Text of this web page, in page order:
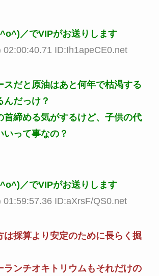
／でVIPがお送りします
02:00:40.71 ID:Ih1apeCE0.net
スだと原油はあと何年で枯渇する
んだっけ？
首締める気がするけど、子供の代
いって事なの？
／でVIPがお送りします
01:59:57.36 ID:aXrsF/QS0.net
は採算より安定のために長らく掘
ランチオキトリウムもそれだけの